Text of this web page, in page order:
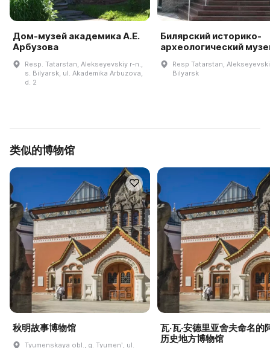
Дом-музей академика А.Е.
Арбузова
Resp. Tatarstan, Alekseyevskiy r-n.,
s. Bilyarsk, ul. Akademika Arbuzova,
d. 2
Билярский историко-
археологический
Resp Tatarstan,
Bilyarsk
类似的博物馆
秋明故事博物馆
Tyumenskaya obl., g. Tyumenʹ, ul.
瓦·瓦·安德里亚舍夫命名的
历史地方博物馆